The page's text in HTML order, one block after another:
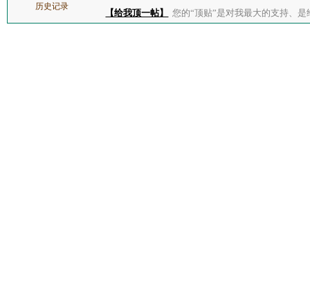
历史记录
【给我顶一帖】 您的“顶贴”是对我最大的支持、